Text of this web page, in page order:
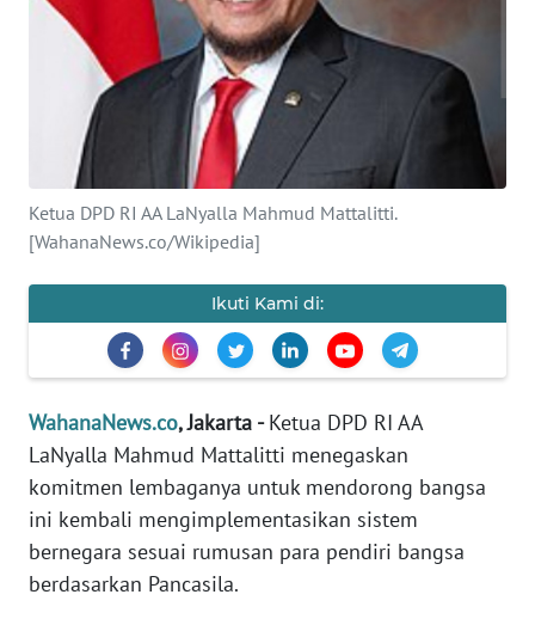
Ketua DPD RI AA LaNyalla Mahmud Mattalitti.
[WahanaNews.co/Wikipedia]
Ikuti Kami di:
WahanaNews.co, Jakarta -Ketua DPD RI AA
LaNyalla Mahmud Mattalitti menegaskan
komitmen lembaganya untuk mendorong bangsa
ini kembali mengimplementasikan sistem
bernegara sesuai rumusan para pendiri bangsa
berdasarkan Pancasila.
SERBA-SERBI
PENDIDIKAN
OLAHRAGA
OPINI
EDITORIAL
Informasi
INDEKS
BERITA
KONTAK
KAMI